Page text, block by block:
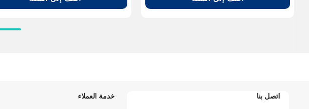
اتصل بنا خدمة العملاء